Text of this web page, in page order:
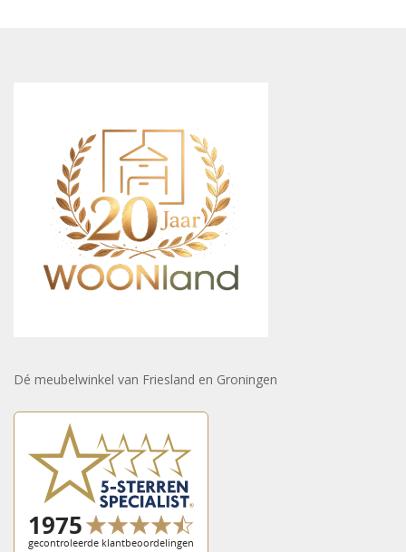
Dé meubelwinkel van Friesland en Groningen